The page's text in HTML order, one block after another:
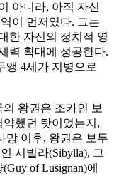
아니라, 아직 자신
이 먼저였다. 그는
한 자신의 정치적 영
력 확대에 성공한다.
앵 4세가 지병으로
왕권은 조카인 보
했던 탓이었는지,
망 이후, 왕권은 보두
시빌라(Sibylla), 그
of Lusignan)에